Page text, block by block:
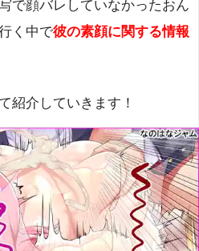
で顔バレしていなかったおん
く中で彼の素顔に関する情報
紹介していきます！